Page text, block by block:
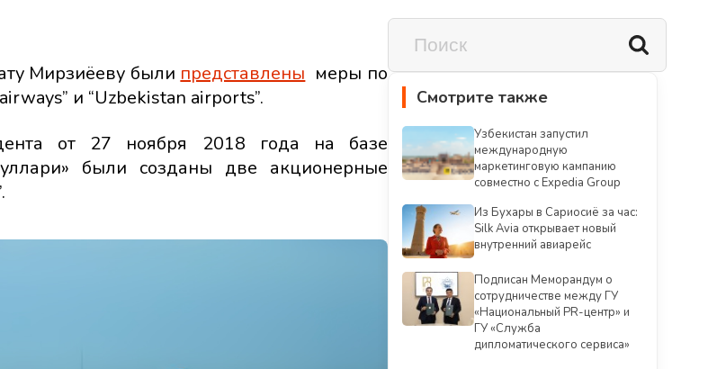
Мирзиёеву были представлены меры по
и “Uzbekistan airports”.
от 27 ноября 2018 года на базе
были созданы две акционерные
Смотрите также
Узбекистан запустил
международную
маркетинговую кампанию
совместно с Expedia Group
Из Бухары в Сариосиё за час:
Silk Avia открывает новый
внутренний авиарейс
Подписан Меморандум о
сотрудничестве между ГУ
«Национальный PR-центр» и
ГУ «Служба
дипломатического сервиса»